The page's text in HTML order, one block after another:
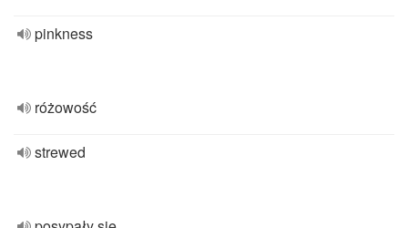
pinkness
różowość
strewed